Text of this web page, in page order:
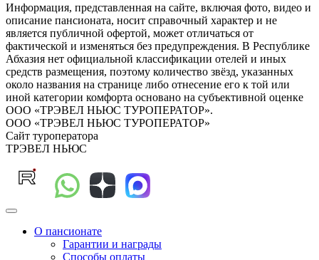
Информация, представленная на сайте, включая фото, видео и
описание пансионата, носит справочный характер и не
является публичной офертой, может отличаться от
фактической и изменяться без предупреждения. В Республике
Абхазия нет официальной классификации отелей и иных
средств размещения, поэтому количество звёзд, указанных
около названия на странице либо отнесение его к той или
иной категории комфорта основано на субъективной оценке
ООО «ТРЭВЕЛ НЬЮС ТУРОПЕРАТОР».
ООО «ТРЭВЕЛ НЬЮС ТУРОПЕРАТОР»
Сайт туроператора
ТРЭВЕЛ НЬЮС
О пансионате
Гарантии и награды
Способы оплаты